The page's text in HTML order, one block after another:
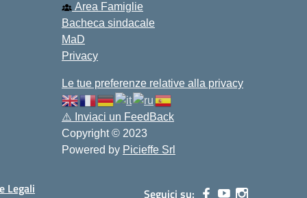
Area Famiglie
Bacheca sindacale
MaD
Privacy
Le tue preferenze relative alla privacy
⚠️ Inviaci un FeedBack
Copyright © 2023
Powered by Picieffe Srl
Legali Seguici su: